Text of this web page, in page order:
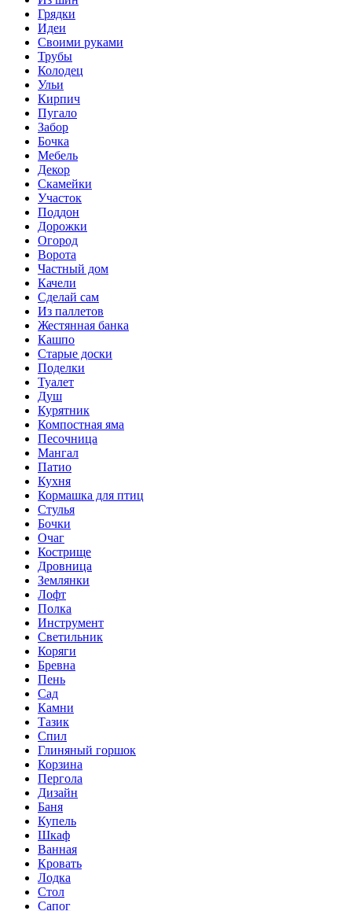
Грядки
Идеи
Своими руками
Трубы
Колодец
Ульи
Кирпич
Пугало
Забор
Бочка
Мебель
Декор
Скамейки
Участок
Поддон
Дорожки
Огород
Ворота
Частный дом
Качели
Сделай сам
Из паллетов
Жестянная банка
Кашпо
Старые доски
Поделки
Туалет
Душ
Курятник
Компостная яма
Песочница
Мангал
Патио
Кухня
Кормашка для птиц
Стулья
Бочки
Очаг
Кострище
Дровница
Землянки
Лофт
Полка
Инструмент
Светильник
Коряги
Бревна
Пень
Сад
Камни
Тазик
Спил
Глиняный горшок
Корзина
Пергола
Дизайн
Баня
Купель
Шкаф
Ванная
Кровать
Лодка
Стол
Сапог